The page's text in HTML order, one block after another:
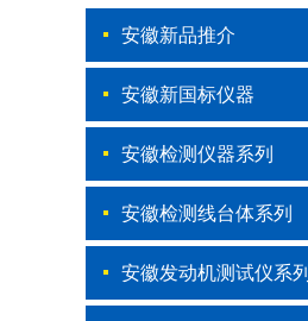
安徽新品推介
安徽新国标仪器
安徽检测仪器系列
安徽检测线台体系列
安徽发动机测试仪系列